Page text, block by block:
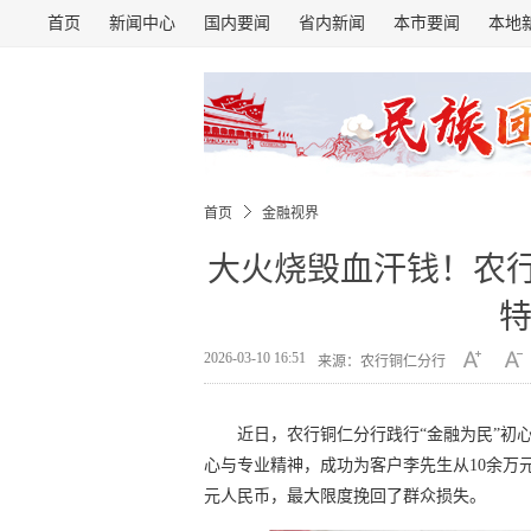
首页 新闻中心 国内要闻 省内新闻 本市要闻 本地
首页 金融视界
大火烧毁血汗钱！农
2026-03-10 16:51 来源：农行铜仁分行
近日，农行铜仁分行践行“金融为民”初
心与专业精神，成功为客户李先生从10余万
元人民币，最大限度挽回了群众损失。